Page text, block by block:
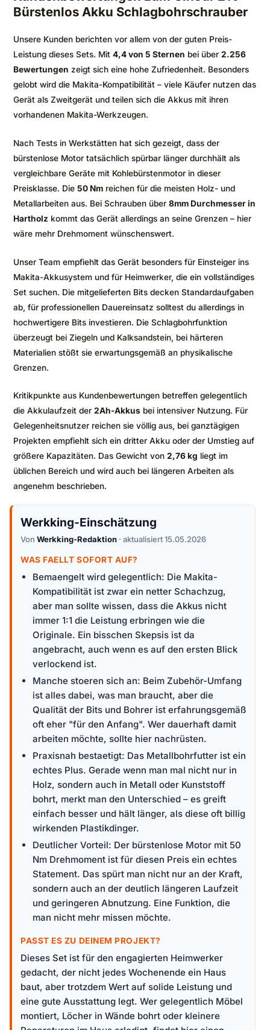
Bürstenlos Akku Schlagbohrschrauber
Unsere Kunden berichten vor allem von der guten Preis-
Leistung dieses Sets. Mit 4,4 von 5 Sternen bei über 2.256
Bewertungen zeigt sich eine hohe Zufriedenheit. Besonders
gelobt wird die Makita-Kompatibilität – viele Käufer nutzen das
Gerät als Zweitgerät und teilen sich die Akkus mit ihren
vorhandenen Makita-Werkzeugen.
Nach Tests in Werkstätten hat sich gezeigt, dass der
bürstenlose Motor tatsächlich spürbar länger durchhält als
vergleichbare Geräte mit Kohlebürstenmotor in dieser
Preisklasse. Die 50 Nm reichen für die meisten Holz- und
Metallarbeiten aus. Bei Schrauben über 8mm Durchmesser in
Hartholz kommt das Gerät allerdings an seine Grenzen – hier
wäre mehr Drehmoment wünschenswert.
Unser Team empfiehlt das Gerät besonders für Einsteiger ins
Makita-Akkusystem und für Heimwerker, die ein vollständiges
Set suchen. Die mitgelieferten Bits decken Standardaufgaben
ab, für professionellen Dauereinsatz solltest du allerdings in
hochwertigere Bits investieren. Die Schlagbohrfunktion
überzeugt bei Ziegeln und Kalksandstein, bei härteren
Materialien stößt sie erwartungsgemäß an physikalische
Grenzen.
Kritikpunkte aus Kundenbewertungen betreffen gelegentlich
die Akkulaufzeit der 2Ah-Akkus bei intensiver Nutzung. Für
Gelegenheitsnutzer reichen sie völlig aus, bei ganztägigen
Projekten empfiehlt sich ein dritter Akku oder der Umstieg auf
größere Kapazitäten. Das Gewicht von 2,76 kg liegt im
üblichen Bereich und wird auch bei längeren Arbeiten als
angenehm beschrieben.
Werkking-Einschätzung
Von Werkking-Redaktion · aktualisiert 15.05.2026
WAS FAELLT SOFORT AUF?
Bemaengelt wird gelegentlich: Die Makita-
Kompatibilität ist zwar ein netter Schachzug,
aber man sollte wissen, dass die Akkus nicht
immer 1:1 die Leistung erbringen wie die
Originale. Ein bisschen Skepsis ist da
angebracht, auch wenn es auf den ersten Blick
verlockend ist.
Manche stoeren sich an: Beim Zubehör-Umfang
ist alles dabei, was man braucht, aber die
Qualität der Bits und Bohrer ist erfahrungsgemäß
oft eher "für den Anfang". Wer dauerhaft damit
arbeiten möchte, sollte hier nachrüsten.
Praxisnah bestaetigt: Das Metallbohrfutter ist ein
echtes Plus. Gerade wenn man mal nicht nur in
Holz, sondern auch in Metall oder Kunststoff
bohrt, merkt man den Unterschied – es greift
einfach besser und hält länger, als diese oft billig
wirkenden Plastikdinger.
Deutlicher Vorteil: Der bürstenlose Motor mit 50
Nm Drehmoment ist für diesen Preis ein echtes
Statement. Das spürt man nicht nur an der Kraft,
sondern auch an der deutlich längeren Laufzeit
und geringeren Abnutzung. Eine Funktion, die
man nicht mehr missen möchte.
PASST ES ZU DEINEM PROJEKT?
Dieses Set ist für den engagierten Heimwerker
gedacht, der nicht jedes Wochenende ein Haus
baut, aber trotzdem Wert auf solide Leistung und
eine gute Ausstattung legt. Wer gelegentlich Möbel
montiert, Löcher in Wände bohrt oder kleinere